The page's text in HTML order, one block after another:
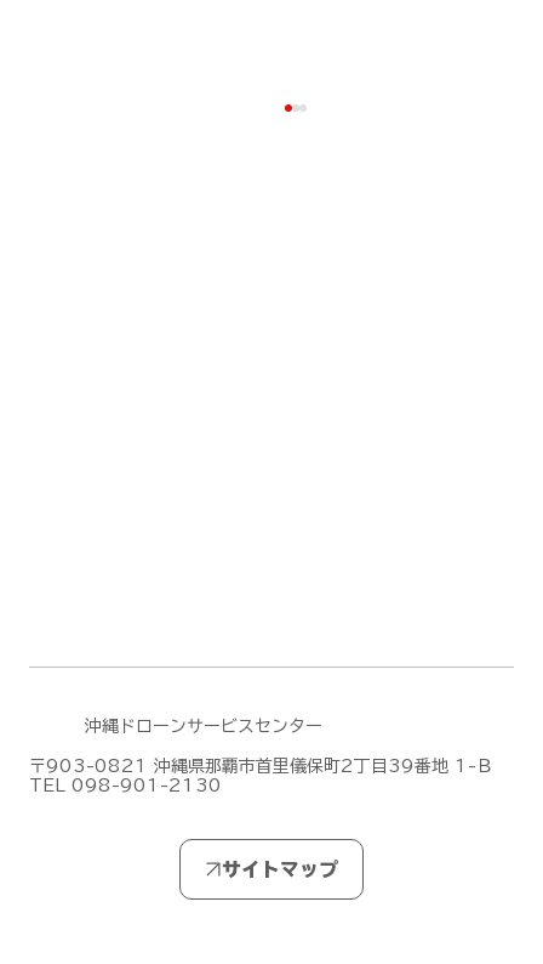
沖縄ドローンサービスセンター
〒903-0821 沖縄県那覇市首里儀保町2丁目39番地 1-Ｂ
TEL 098-901-2130